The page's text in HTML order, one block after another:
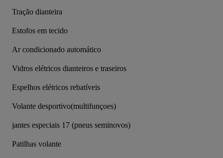
Tração dianteira
Estofos em tecido
Ar condicionado automático
Vidros elétricos dianteiros e traseiros
Espelhos elétricos rebatíveis
Volante desportivo(multifunçoes)
jantes especiais 17 (pneus seminovos)
Patilhas volante